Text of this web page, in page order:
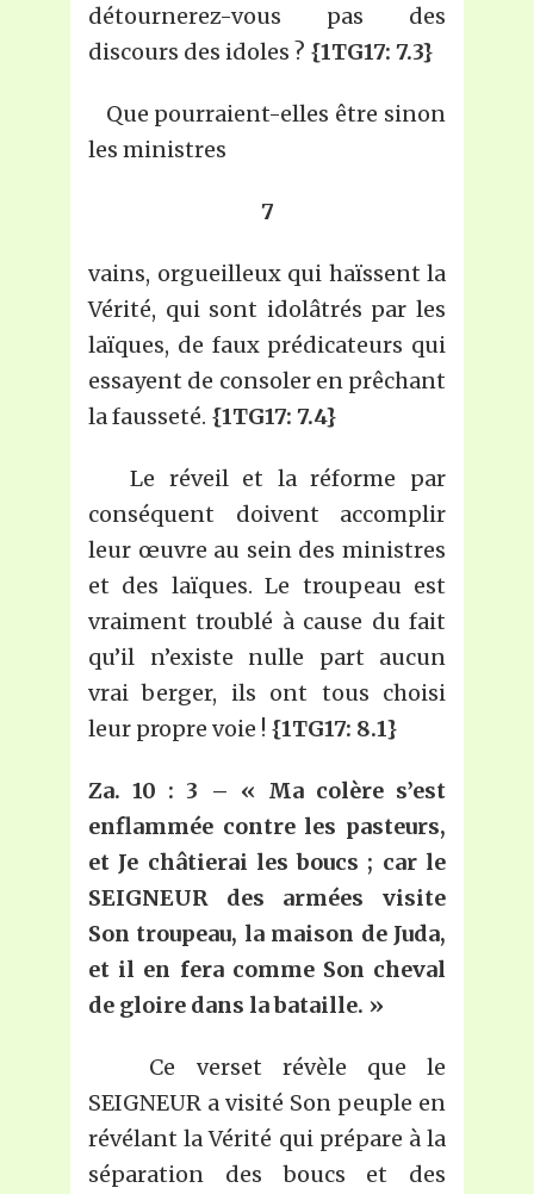
détournerez-vous pas des
discours des idoles ? {1TG17: 7.3}
Que pourraient-elles être sinon
les ministres
7
vains, orgueilleux qui haïssent la
Vérité, qui sont idolâtrés par les
laïques, de faux prédicateurs qui
essayent de consoler en prêchant
la fausseté. {1TG17: 7.4}
Le réveil et la réforme par
conséquent doivent accomplir
leur œuvre au sein des ministres
et des laïques. Le troupeau est
vraiment troublé à cause du fait
qu’il n’existe nulle part aucun
vrai berger, ils ont tous choisi
leur propre voie ! {1TG17: 8.1}
Za. 10 : 3 – « Ma colère s’est
enflammée contre les pasteurs,
et Je châtierai les boucs ; car le
SEIGNEUR des armées visite
Son troupeau, la maison de Juda,
et il en fera comme Son cheval
de gloire dans la bataille. »
Ce verset révèle que le
SEIGNEUR a visité Son peuple en
révélant la Vérité qui prépare à la
séparation des boucs et des